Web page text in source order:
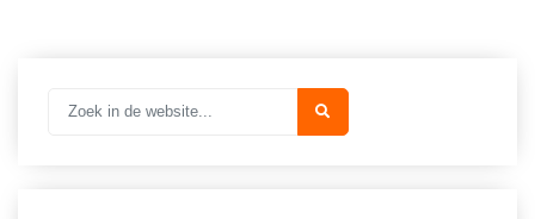
Maatschappijleer